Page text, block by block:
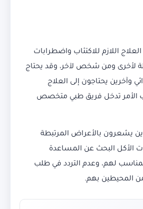
اللازم للاكتئاب واضطرابات
لأخرى ومن شخص لآخر، وقد يحتاج
وآخرين يحتاجون إلى العلاج
الأمر تدخل فريق طبي متخصص
يشعرون بالأعراض المرتبطة
الأكل البحث عن المساعدة
لهم، وعدم التردد في طلب
المحيطين بهم.